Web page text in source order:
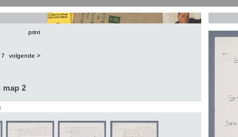
print
7 volgende >
map 2